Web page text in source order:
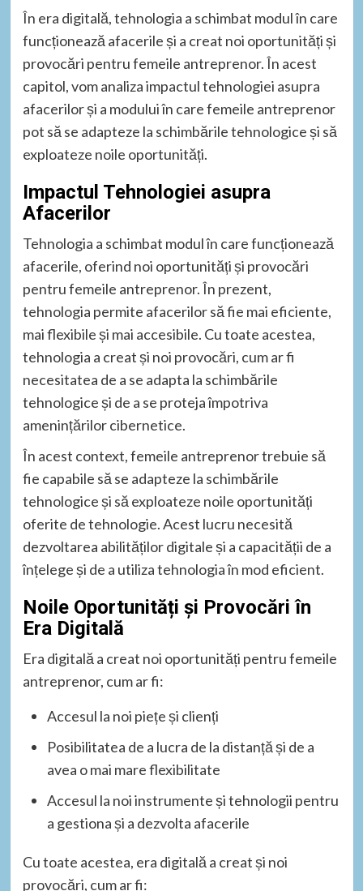
În era digitală, tehnologia a schimbat modul în care
funcționează afacerile și a creat noi oportunități și
provocări pentru femeile antreprenor. În acest
capitol, vom analiza impactul tehnologiei asupra
afacerilor și a modului în care femeile antreprenor
pot să se adapteze la schimbările tehnologice și să
exploateze noile oportunități.
Impactul Tehnologiei asupra
Afacerilor
Tehnologia a schimbat modul în care funcționează
afacerile, oferind noi oportunități și provocări
pentru femeile antreprenor. În prezent,
tehnologia permite afacerilor să fie mai eficiente,
mai flexibile și mai accesibile. Cu toate acestea,
tehnologia a creat și noi provocări, cum ar fi
necesitatea de a se adapta la schimbările
tehnologice și de a se proteja împotriva
amenințărilor cibernetice.
În acest context, femeile antreprenor trebuie să
fie capabile să se adapteze la schimbările
tehnologice și să exploateze noile oportunități
oferite de tehnologie. Acest lucru necesită
dezvoltarea abilităților digitale și a capacității de a
înțelege și de a utiliza tehnologia în mod eficient.
Noile Oportunități și Provocări în
Era Digitală
Era digitală a creat noi oportunități pentru femeile
antreprenor, cum ar fi:
Accesul la noi piețe și clienți
Posibilitatea de a lucra de la distanță și de a
avea o mai mare flexibilitate
Accesul la noi instrumente și tehnologii pentru
a gestiona și a dezvolta afacerile
Cu toate acestea, era digitală a creat și noi
provocări, cum ar fi: